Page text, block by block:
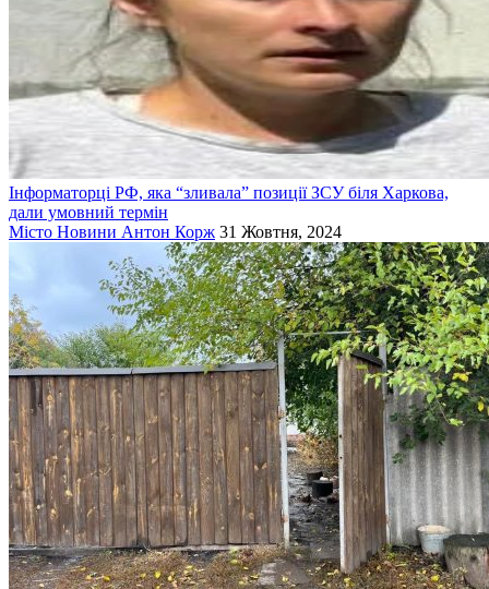
Інформаторці РФ, яка “зливала” позиції ЗСУ біля Харкова,
дали умовний термін
Місто Новини Антон Корж 31 Жовтня, 2024